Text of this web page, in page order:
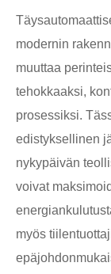
modernin
muuttaa
tehokkaaksi,
prosessiksi.
edistyksellinen
nykypäivän
voivat
myös